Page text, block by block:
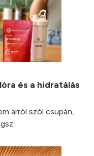
és a hidratálás
arról szól csupán,